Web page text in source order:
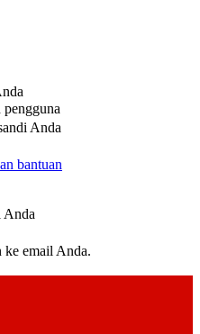
pengguna
Anda
bantuan
Anda
ke email Anda.